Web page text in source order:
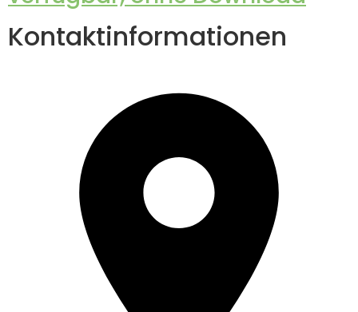
Kontaktinformationen